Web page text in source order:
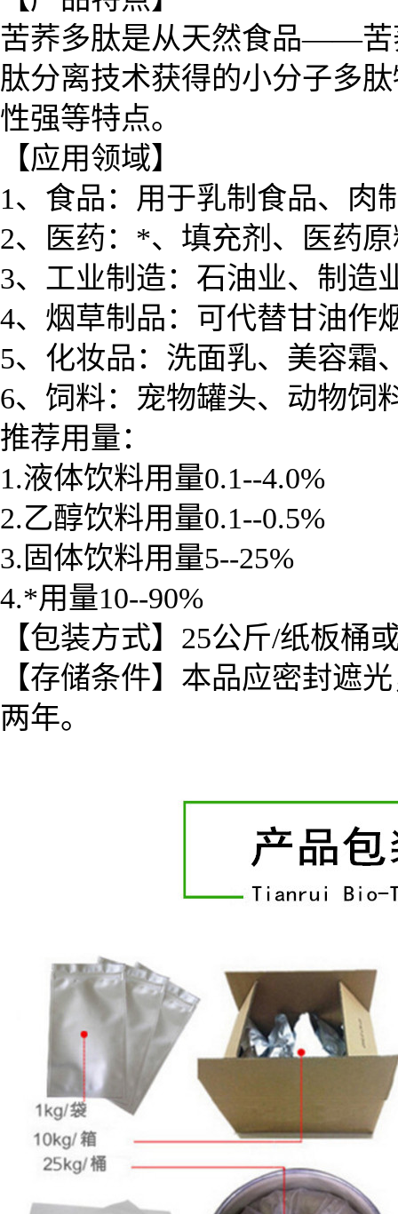
苦荞多肽是从天然食品——苦
肽分离技术获得的小分子多
性强等特点。
【应用领域】
1、食品：用于乳制食品、
2、医药：*、填充剂、医药
3、工业制造：石油业、制
4、烟草制品：可代替甘油
5、化妆品：洗面乳、美容
6、饲料：宠物罐头、动物饲
推荐用量：
1.液体饮料用量0.1--4.0%
2.乙醇饮料用量0.1--0.5%
3.固体饮料用量5--25%
4.*用量10--90%
【包装方式】25公斤/纸板桶
【存储条件】本品应密封遮
两年。